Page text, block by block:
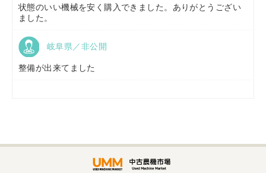
山形県／株式会社ノーキステージ
株式会社トミタモータース
状態のいい機械を安く購入できました。ありがとうござい
ました。
岐阜県／非公開
整備が出来てました